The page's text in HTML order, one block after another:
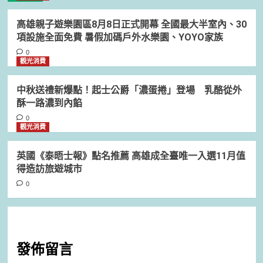
高雄親子遊樂園區8月8日正式開幕 全國最大半室內、30
項設施全面免費 暑假加碼戶外水樂園、YOYO家族
0
觀光消費
中秋送禮新爆點！起士公爵「濃蛋捲」登場 乳酪從外
酥一路濃到內餡
0
觀光消費
英國《泰晤士報》點名推薦 高雄成全臺唯一入選11月值
得造訪旅遊城市
0
發佈留言